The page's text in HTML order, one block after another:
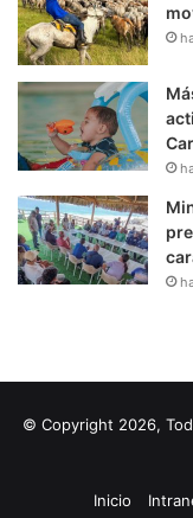
© Copyright 2026,
Inicio